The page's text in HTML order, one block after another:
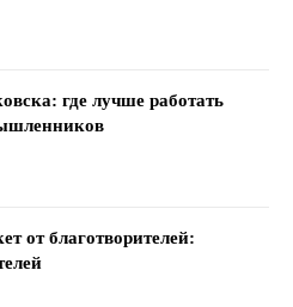
где лучше работать
от благотворителей: